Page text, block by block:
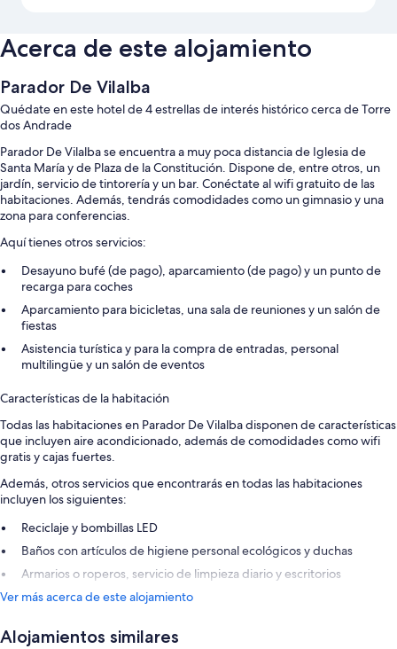
Acerca de este alojamiento
Parador De Vilalba
Quédate en este hotel de 4 estrellas de interés histórico cerca de Torre
dos Andrade
Parador De Vilalba se encuentra a muy poca distancia de Iglesia de
Santa María y de Plaza de la Constitución. Dispone de, entre otros, un
jardín, servicio de tintorería y un bar. Conéctate al wifi gratuito de las
habitaciones. Además, tendrás comodidades como un gimnasio y una
zona para conferencias.
Aquí tienes otros servicios:
Desayuno bufé (de pago), aparcamiento (de pago) y un punto de
recarga para coches
Aparcamiento para bicicletas, una sala de reuniones y un salón de
fiestas
Asistencia turística y para la compra de entradas, personal
multilingüe y un salón de eventos
Características de la habitación
Todas las habitaciones en Parador De Vilalba disponen de características
que incluyen aire acondicionado, además de comodidades como wifi
gratis y cajas fuertes.
Además, otros servicios que encontrarás en todas las habitaciones
incluyen los siguientes:
Reciclaje y bombillas LED
Baños con artículos de higiene personal ecológicos y duchas
Armarios o roperos, servicio de limpieza diario y escritorios
Ver más acerca de este alojamiento
Alojamientos similares